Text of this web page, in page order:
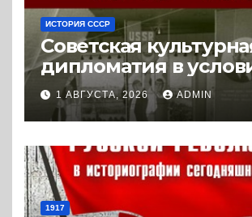
ИСТОРИЯ СССР
Советская
дипломатия в
Холодной войны.
(2018) * Книга
1 АВГУСТА, 2026 ADMIN
1917